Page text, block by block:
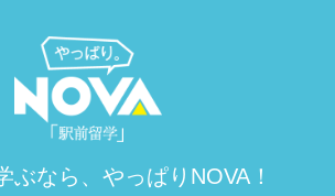
ぶなら、やっぱりNOVA！